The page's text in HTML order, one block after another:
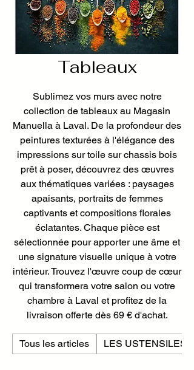
Tableaux
Sublimez vos murs avec notre
collection de tableaux au Magasin
Manuella à Laval. De la profondeur des
peintures texturées à l'élégance des
impressions sur toile sur chassis bois
prêt à poser, découvrez des œuvres
aux thématiques variées : paysages
apaisants, portraits de femmes
captivants et compositions florales
éclatantes. Chaque pièce est
sélectionnée pour apporter une âme et
une signature visuelle unique à votre
intérieur. Trouvez l'œuvre coup de cœur
qui transformera votre salon ou votre
chambre à Laval et profitez de la
livraison offerte dès 69 € d'achat.
Tous les articles LES USTENSILES